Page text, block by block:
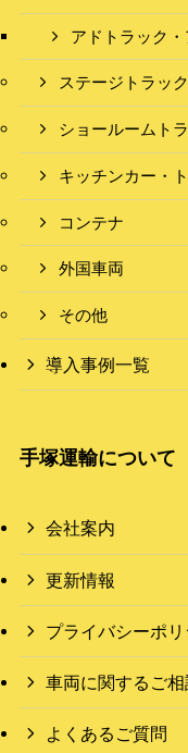
アドトラック
ステージトラック
ショールームト
キッチンカー・
コンテナ
外国車両
その他
導入事例一覧
手塚運輸について
会社案内
更新情報
プライバシーポリ
車両に関するご
よくあるご質問